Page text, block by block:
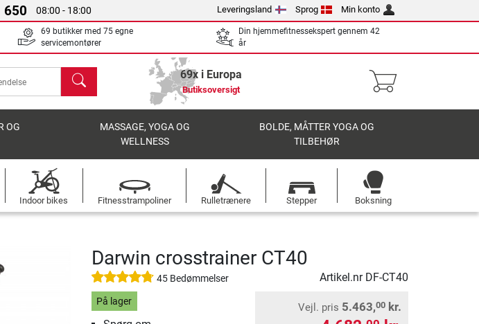
650 08:00 - 18:00 Leveringsland Sprog Min konto
69 butikker med 75 egne
servicemontører
Din hjemmefitnessekspert gennem 42
år
søg 69x i Europa
Butiksoversigt
OG
MASSAGE, YOGA OG
WELLNESS
BOLDE, MÅTTER YOGA OG
TILBEHØR
Indoor bikes Fitnesstrampoliner Rulletrænere Stepper Boksning
Darwin crosstrainer CT40
45 Bedømmelser Artikel.nr DF-CT40
På lager Vejl. pris 5.463,00 kr.